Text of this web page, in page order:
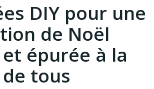
DIY pour une
de Noël
épurée à la
tous